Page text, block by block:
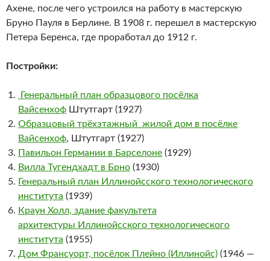
Ахене, после чего устроился на работу в мастерскую
Бруно Пауля в Берлине. В 1908 г. перешел в мастерскую
Петера Беренса, где проработал до 1912 г.
Постройки:
Генеральный план образцового посёлка
Вайсенхоф Штутгарт (1927)
Образцовый трёхэтажный жилой дом в посёлке
Вайсенхоф, Штутгарт (1927)
Павильон Германии в Барселоне (1929)
Вилла Тугендхадт в Брно (1930)
Генеральный план Иллинойсского технологического
института (1939)
Краун Холл, здание факультета
архитектуры Иллинойсского технологического
института (1955)
Дом Франсуорт, посёлок Плейно (Иллинойс) (1946 —